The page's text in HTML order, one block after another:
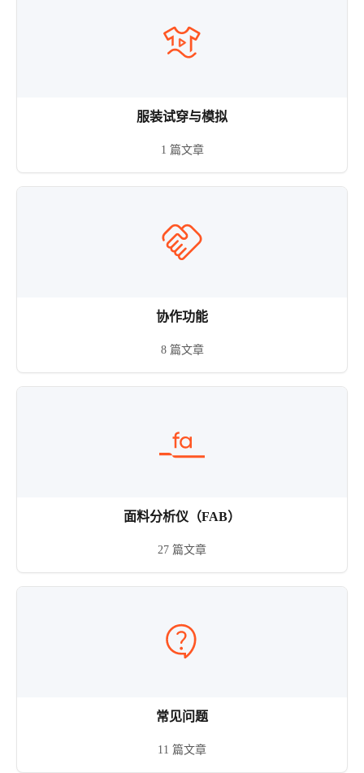
服装试穿与模拟
1 篇文章
协作功能
8 篇文章
面料分析仪（FAB）
27 篇文章
常见问题
11 篇文章